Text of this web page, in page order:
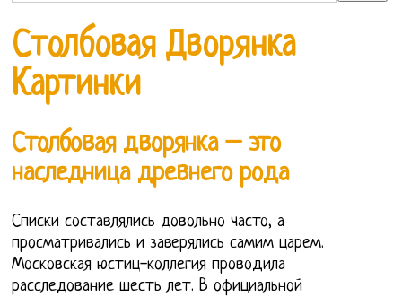
Столбовая Дворянка
Картинки
Столбовая дворянка – это
наследница древнего рода
Списки составлялись довольно часто, а
просматривались и заверялись самим царем.
Московская юстиц-коллегия проводила
расследование шесть лет. В официальной